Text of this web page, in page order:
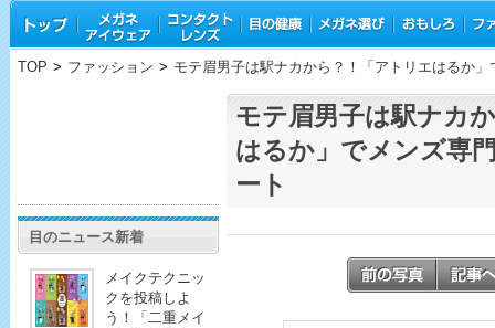
TOP > ファッション > モテ眉男子は駅ナカから？！「アトリエはるか
目のニュース新着
メイクテクニッ
クを投稿しよ
う！「二重メイ
モテ眉男子は駅ナカ
はるか」でメンズ専
ート